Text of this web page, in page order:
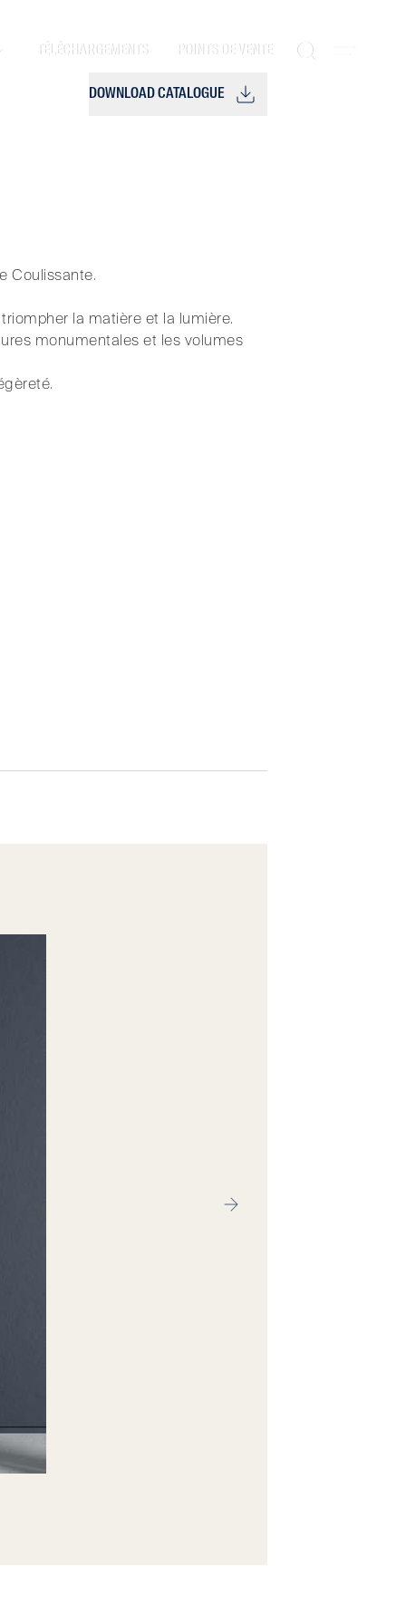
TÉLÉCHARGEMENTS POINTS DE VENTE
DOWNLOAD CATALOGUE
Coulissante.
la matière et la lumière.
monumentales et les volumes